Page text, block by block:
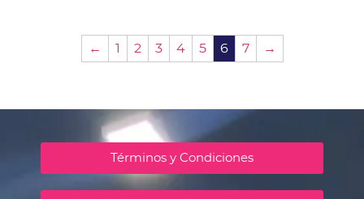
← 1 2 3 4 5 6 7 →
Términos y Condiciones